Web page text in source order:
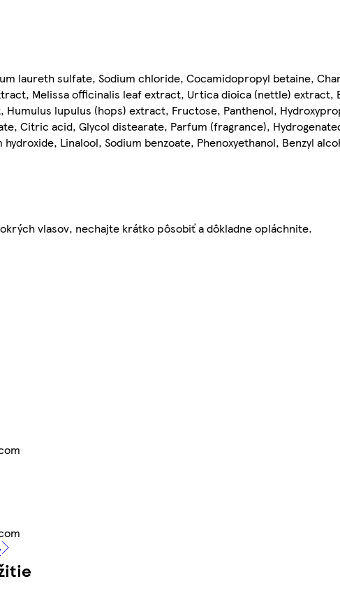
laureth sulfate, Sodium chloride, Cocamidopropyl betaine,
Melissa officinalis leaf extract, Urtica dioica (nettle)
Humulus lupulus (hops) extract, Fructose, Panthenol,
Citric acid, Glycol distearate, Parfum (fragrance),
hydroxide, Linalool, Sodium benzoate, Phenoxyethanol, Benzyl
vlasov, nechajte krátko pôsobiť a dôkladne opláchnite.